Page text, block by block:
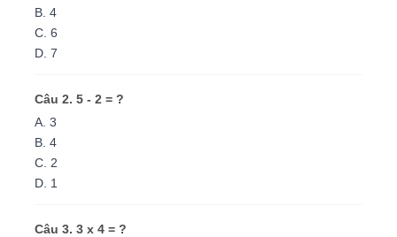
B. 4
C. 6
D. 7
Câu 2. 5 - 2 = ?
A. 3
B. 4
C. 2
D. 1
Câu 3. 3 x 4 = ?